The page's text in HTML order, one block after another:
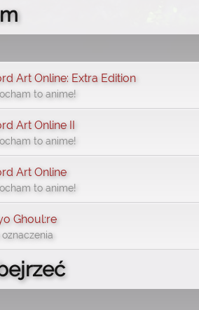
Art Online: Extra Edition
to anime!
Art Online II
to anime!
Art Online
to anime!
Ghoul:re
oznaczenia